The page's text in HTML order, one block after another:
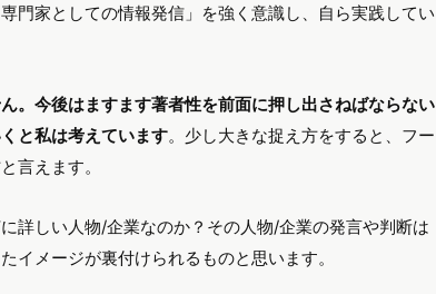
門家としての情報発信」を強く意識し、自ら実践してい
。今後はますます著者性を前面に押し出さねばならない
と私は考えています。少し大きな捉え方をすると、フー
言えます。
詳しい人物/企業なのか？その人物/企業の発言や判断は
イメージが裏付けられるものと思います。